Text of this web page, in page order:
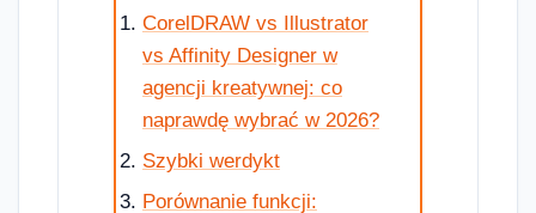
CorelDRAW vs Illustrator
vs Affinity Designer w
agencji kreatywnej: co
naprawdę wybrać w 2026?
Szybki werdykt
Porównanie funkcji: